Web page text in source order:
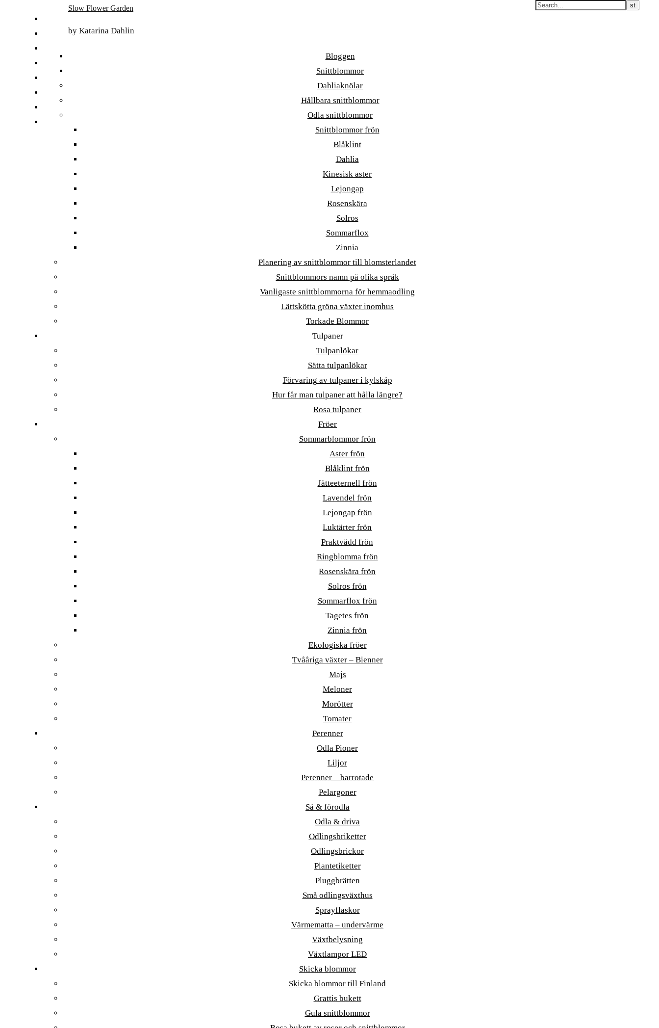
Slow Flower Garden
by Katarina Dahlin
Bloggen
Snittblommor
Dahliaknölar
Hållbara snittblommor
Odla snittblommor
Snittblommor frön
Blåklint
Dahlia
Kinesisk aster
Lejongap
Rosenskära
Solros
Sommarflox
Zinnia
Planering av snittblommor till blomsterlandet
Snittblommors namn på olika språk
Vanligaste snittblommorna för hemmaodling
Lättskötta gröna växter inomhus
Torkade Blommor
Tulpaner
Tulpanlökar
Sätta tulpanlökar
Förvaring av tulpaner i kylskåp
Hur får man tulpaner att hålla längre?
Rosa tulpaner
Fröer
Sommarblommor frön
Aster frön
Blåklint frön
Jätteeternell frön
Lavendel frön
Lejongap frön
Luktärter frön
Praktvädd frön
Ringblomma frön
Rosenskära frön
Solros frön
Sommarflox frön
Tagetes frön
Zinnia frön
Ekologiska fröer
Tvååriga växter – Bienner
Majs
Meloner
Morötter
Tomater
Perenner
Odla Pioner
Liljor
Perenner – barrotade
Pelargoner
Så & förodla
Odla & driva
Odlingsbriketter
Odlingsbrickor
Plantetiketter
Pluggbrätten
Små odlingsväxthus
Sprayflaskor
Värmematta – undervärme
Växtbelysning
Växtlampor LED
Skicka blommor
Skicka blommor till Finland
Grattis bukett
Gula snittblommor